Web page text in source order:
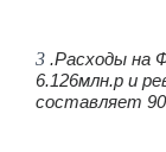
3 .Расходы на
6.126млн.р и
составляет